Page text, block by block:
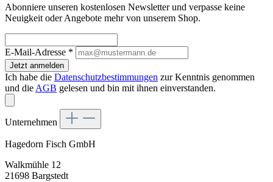
Abonniere unseren kostenlosen Newsletter und verpasse keine
Neuigkeit oder Angebote mehr von unserem Shop.
E-Mail-Adresse *
Jetzt anmelden
Ich habe die Datenschutzbestimmungen zur Kenntnis genommen
und die AGB gelesen und bin mit ihnen einverstanden.
Unternehmen
Hagedorn Fisch GmbH
Walkmühle 12
21698 Bargstedt